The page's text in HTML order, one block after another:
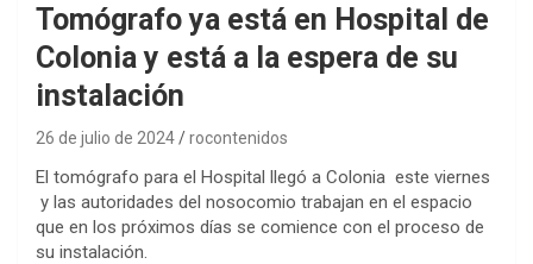
Tomógrafo ya está en Hospital de
Colonia y está a la espera de su
instalación
26 de julio de 2024 rocontenidos
El tomógrafo para el Hospital llegó a Colonia este viernes
y las autoridades del nosocomio trabajan en el espacio
que en los próximos días se comience con el proceso de
su instalación.